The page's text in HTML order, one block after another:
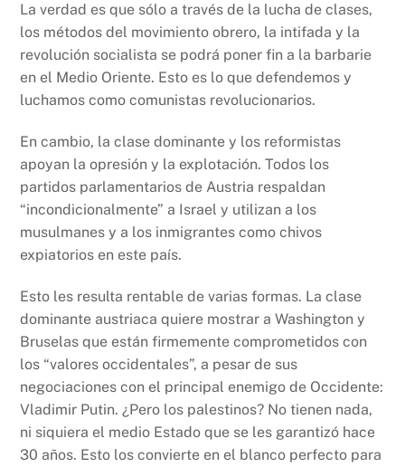
La verdad es que sólo a través de la lucha de clases,
los métodos del movimiento obrero, la intifada y la
revolución socialista se podrá poner fin a la barbarie
en el Medio Oriente. Esto es lo que defendemos y
luchamos como comunistas revolucionarios.
En cambio, la clase dominante y los reformistas
apoyan la opresión y la explotación. Todos los
partidos parlamentarios de Austria respaldan
“incondicionalmente” a Israel y utilizan a los
musulmanes y a los inmigrantes como chivos
expiatorios en este país.
Esto les resulta rentable de varias formas. La clase
dominante austriaca quiere mostrar a Washington y
Bruselas que están firmemente comprometidos con
los “valores occidentales”, a pesar de sus
negociaciones con el principal enemigo de Occidente:
Vladimir Putin. ¿Pero los palestinos? No tienen nada,
ni siquiera el medio Estado que se les garantizó hace
30 años. Esto los convierte en el blanco perfecto para